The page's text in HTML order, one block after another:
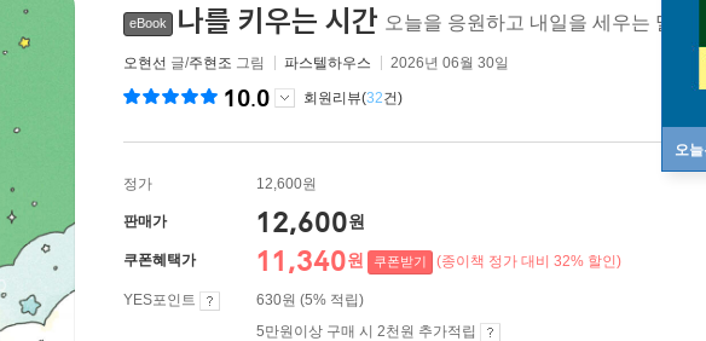
오
eBook 나를 키우는 시간 오늘을 응원하고 내일을 세우는 말 선
오현선 글/주현조 그림 파스텔하우스 2026년 06월 30일
10.0 회원리뷰(32건)
정가 12,600원
판매가 12,600원
쿠폰혜택가 11,340원 쿠폰받기 (종이책 정가 대비 32% 할인)
YES포인트
630원 (5% 적립)
5만원이상 구매 시 2천원 추가적립